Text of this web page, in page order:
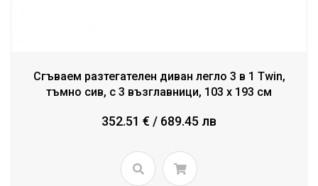
Сгъваем разтегателен диван легло 3 в 1 Twin,
тъмно сив, с 3 възглавници, 103 x 193 см
352.51 € / 689.45 лв